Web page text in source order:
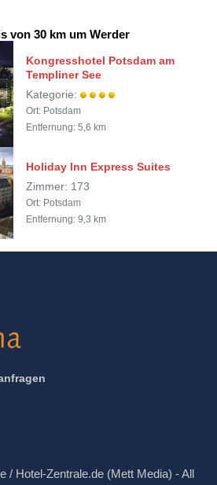
von 30 km um Werder
Kongresshotel Potsdam am
Templiner See
Kategorie:
Ort: Potsdam
Entfernung: 5,6 km
Holiday Inn Express Suites
Zimmer: 173
Ort: Potsdam
Entfernung: 9,3 km
/ Hotel-Zentrale.de (Mett Media) - All